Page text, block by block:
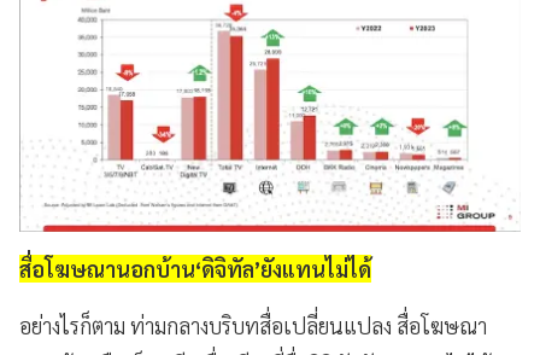
สื่อโฆษณานอกบ้าน‘ดิจิทัล’ยังแทนไม่ได้
อย่างไรก็ตาม ท่ามกลางบริบทสื่อเปลี่ยนแปลง สื่อโฆษณา